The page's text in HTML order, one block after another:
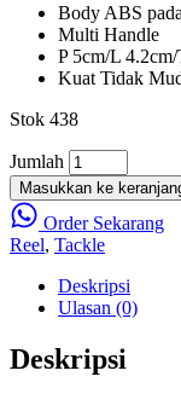
Body ABS
Multi Handle
P 5cm/L
Kuat Tidak
Stok 438
Jumlah
Masukkan ke
Order Sekarang
Reel, Tackle
Deskripsi
Ulasan (0)
Deskripsi